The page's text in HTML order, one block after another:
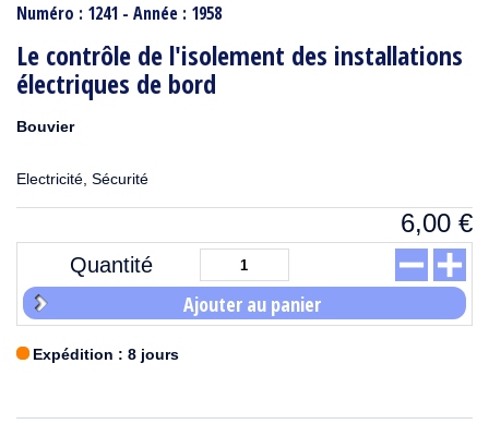
Numéro : 1241 - Année : 1958
Le contrôle de l'isolement des installations
électriques de bord
Bouvier
Electricité, Sécurité
6,00 €
Quantité
Ajouter au panier
Expédition : 8 jours